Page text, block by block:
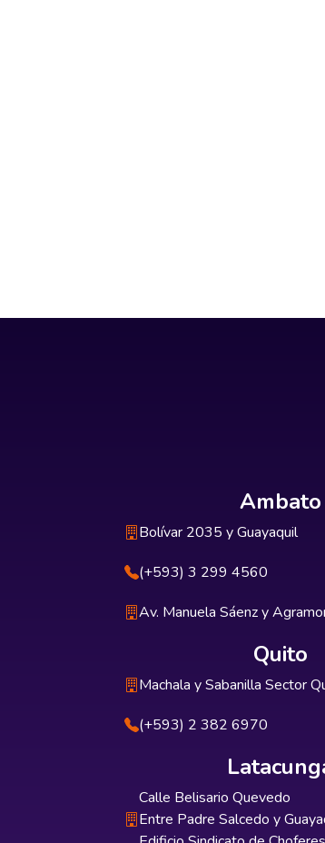
Ambato
Bolívar 2035 y Guayaquil
(+593) 3 299 4560
Av. Manuela Sáenz y
Quito
Machala y Sabanilla Sector
(+593) 2 382 6970
Calle Belisario Quevedo
Entre Padre Salcedo y